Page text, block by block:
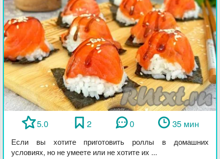
5.0 2 0 35 мин
Если вы хотите приготовить роллы в домашних
условиях, но не умеете или не хотите их ...